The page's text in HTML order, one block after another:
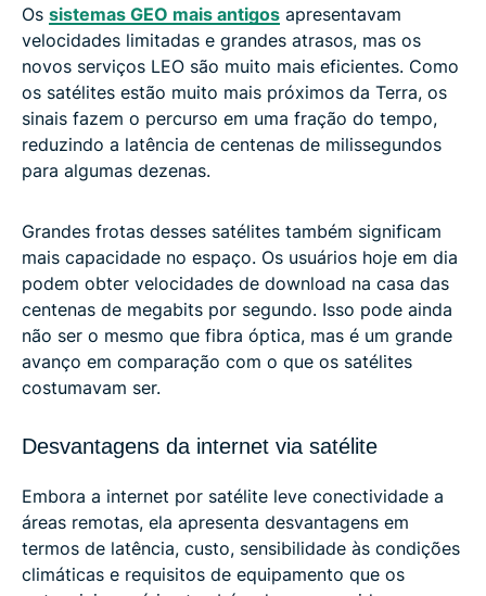
Os sistemas GEO mais antigos apresentavam
velocidades limitadas e grandes atrasos, mas os
novos serviços LEO são muito mais eficientes. Como
os satélites estão muito mais próximos da Terra, os
sinais fazem o percurso em uma fração do tempo,
reduzindo a latência de centenas de milissegundos
para algumas dezenas.
Grandes frotas desses satélites também significam
mais capacidade no espaço. Os usuários hoje em dia
podem obter velocidades de download na casa das
centenas de megabits por segundo. Isso pode ainda
não ser o mesmo que fibra óptica, mas é um grande
avanço em comparação com o que os satélites
costumavam ser.
Desvantagens da internet via satélite
Embora a internet por satélite leve conectividade a
áreas remotas, ela apresenta desvantagens em
termos de latência, custo, sensibilidade às condições
climáticas e requisitos de equipamento que os